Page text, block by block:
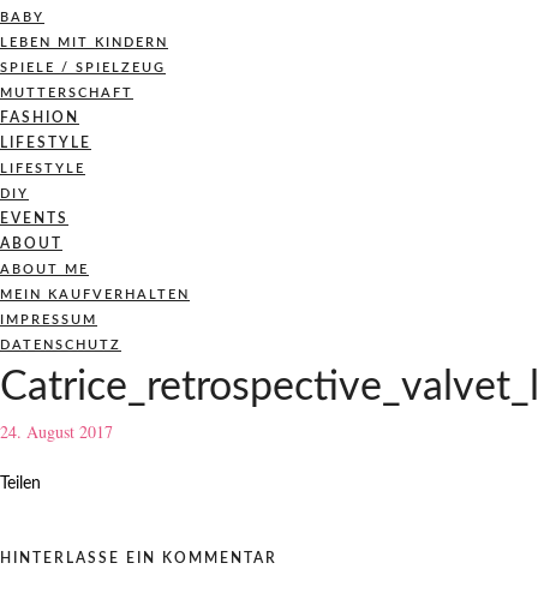
BABY
LEBEN MIT KINDERN
SPIELE / SPIELZEUG
MUTTERSCHAFT
FASHION
LIFESTYLE
LIFESTYLE
DIY
EVENTS
ABOUT
ABOUT ME
MEIN KAUFVERHALTEN
IMPRESSUM
DATENSCHUTZ
24. August 2017
Teilen
HINTERLASSE EIN KOMMENTAR